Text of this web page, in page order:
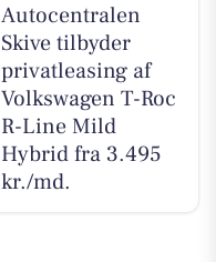
Autocentralen
Skive tilbyder
privatleasing af
Volkswagen T-Roc
R-Line Mild
Hybrid fra 3.495
kr./md.